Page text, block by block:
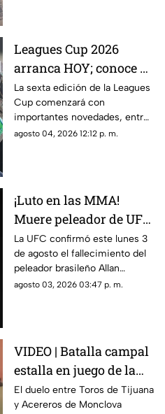
Leagues Cup 2026
arranca HOY; conoce el
nuevo formato,
partidos y horarios
La sexta edición de la Leagues
Cup comenzará con
importantes novedades, entre
ellas partidos disputados por
agosto 04, 2026 12:12 p. m.
¡Luto en las MMA!
Muere peleador de UFC
tras sufrir infarto
mientras dormía
La UFC confirmó este lunes 3
de agosto el fallecimiento del
peleador brasileño Allan
Nascimento, de la división de
agosto 03, 2026 03:47 p. m.
VIDEO | Batalla campal
estalla en juego de la
LMB; Danry Vásquez
recibe fuerte castigo
El duelo entre Toros de Tijuana
y Acereros de Monclova